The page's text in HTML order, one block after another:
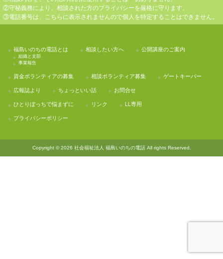
②守秘義務により、相談された方のプライバシーを厳格に守ります。
③電話番号は、こちらに表示されませんので個人を特定することはできません。
福島いのちの電話とは
組織と支部
事業報告
相談したい方へ 公開講座のご案内
資金ボランティアの募集 相談ボランティア募集 ゲートキーパー
広報誌より ちょっといい話 お問合せ
ひとりぼっちで悩まずに リンク LL専用
プライバシーポリシー
Copyright © 2026 社会福祉法人 福島いのちの電話 All rights Reserved.